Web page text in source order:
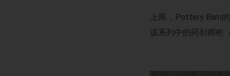
上周，Pottery Barn
该系列中的药剂师柜